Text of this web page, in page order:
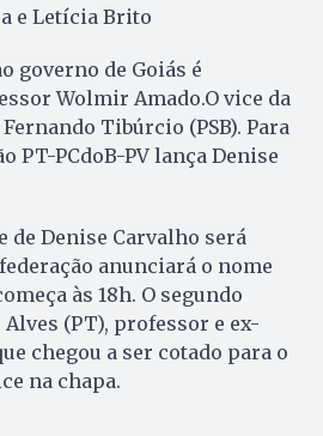
e Letícia Brito
governo de Goiás é
Wolmir Amado.O vice da
Tibúrcio (PSB). Para
PT-PCdoB-PV lança Denise
Denise Carvalho será
anunciará o nome
às 18h. O segundo
(PT), professor e ex-
chegou a ser cotado para o
na chapa.